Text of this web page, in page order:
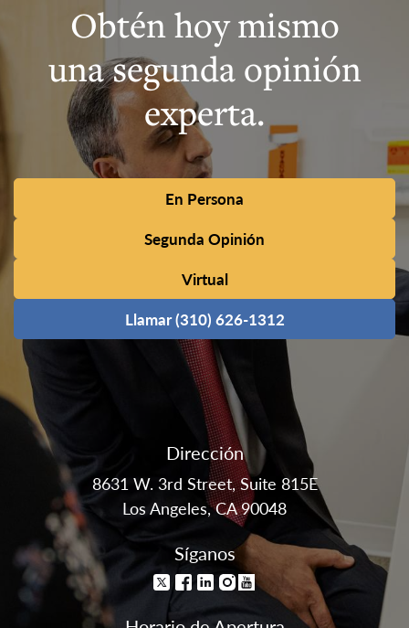
Obtén hoy mismo
una segunda opinión
experta.
En Persona
Segunda Opinión
Virtual
Llamar (310) 626-1312
Dirección
8631 W. 3rd Street, Suite 815E
Los Angeles, CA 90048
Síganos